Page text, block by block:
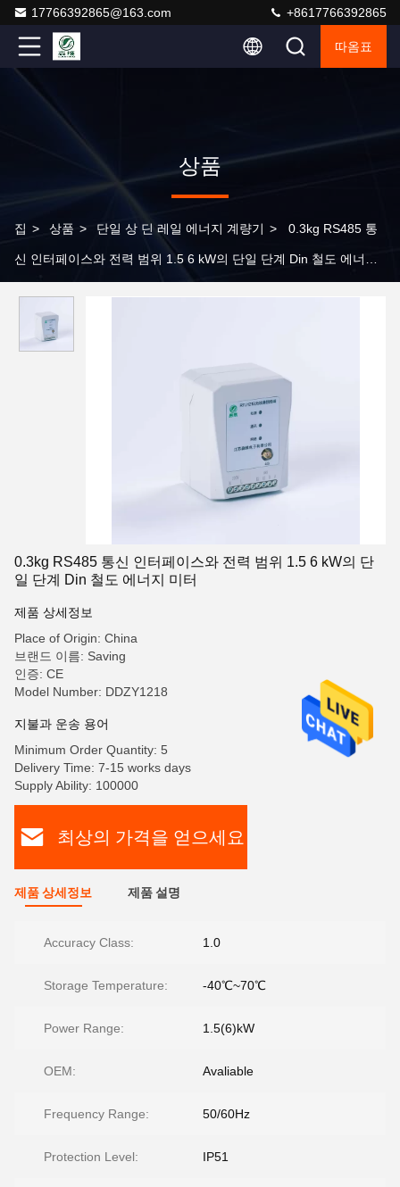
17766392865@163.com +8617766392865
따옴표
상품
집 > 상품 > 단일 상 딘 레일 에너지 계량기 > 0.3kg RS485 통
신 인터페이스와 전력 범위 1.5 6 kW의 단일 단계 Din 철도 에너지
0.3kg RS485 통신 인터페이스와 전력 범위 1.5 6 kW의 단
일 단계 Din 철도 에너지 미터
제품 상세정보
Place of Origin: China
브랜드 이름: Saving
인증: CE
Model Number: DDZY1218
지불과 운송 용어
Minimum Order Quantity: 5
Delivery Time: 7-15 works days
Supply Ability: 100000
최상의 가격을 얻으세요
제품 상세정보 제품 설명
Accuracy Class: 1.0
Storage Temperature: -40℃~70℃
Power Range: 1.5(6)kW
OEM: Avaliable
Frequency Range: 50/60Hz
Protection Level: IP51